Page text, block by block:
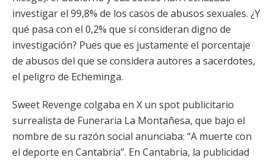
investigar el 99,8% de los casos de abusos sexuales. ¿Y
qué pasa con el 0,2% que sí consideran digno de
investigación? Pues que es justamente el porcentaje
de abusos del que se considera autores a sacerdotes,
el peligro de Echeminga.
Sweet Revenge colgaba en X un spot publicitario
surrealista de Funeraria La Montañesa, que bajo el
nombre de su razón social anunciaba: “A muerte con
el deporte en Cantabria”. En Cantabria, la publicidad